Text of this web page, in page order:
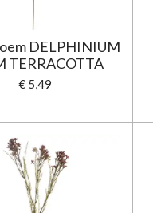
DELPHINIUM
TERRACOTTA
€ 5,49